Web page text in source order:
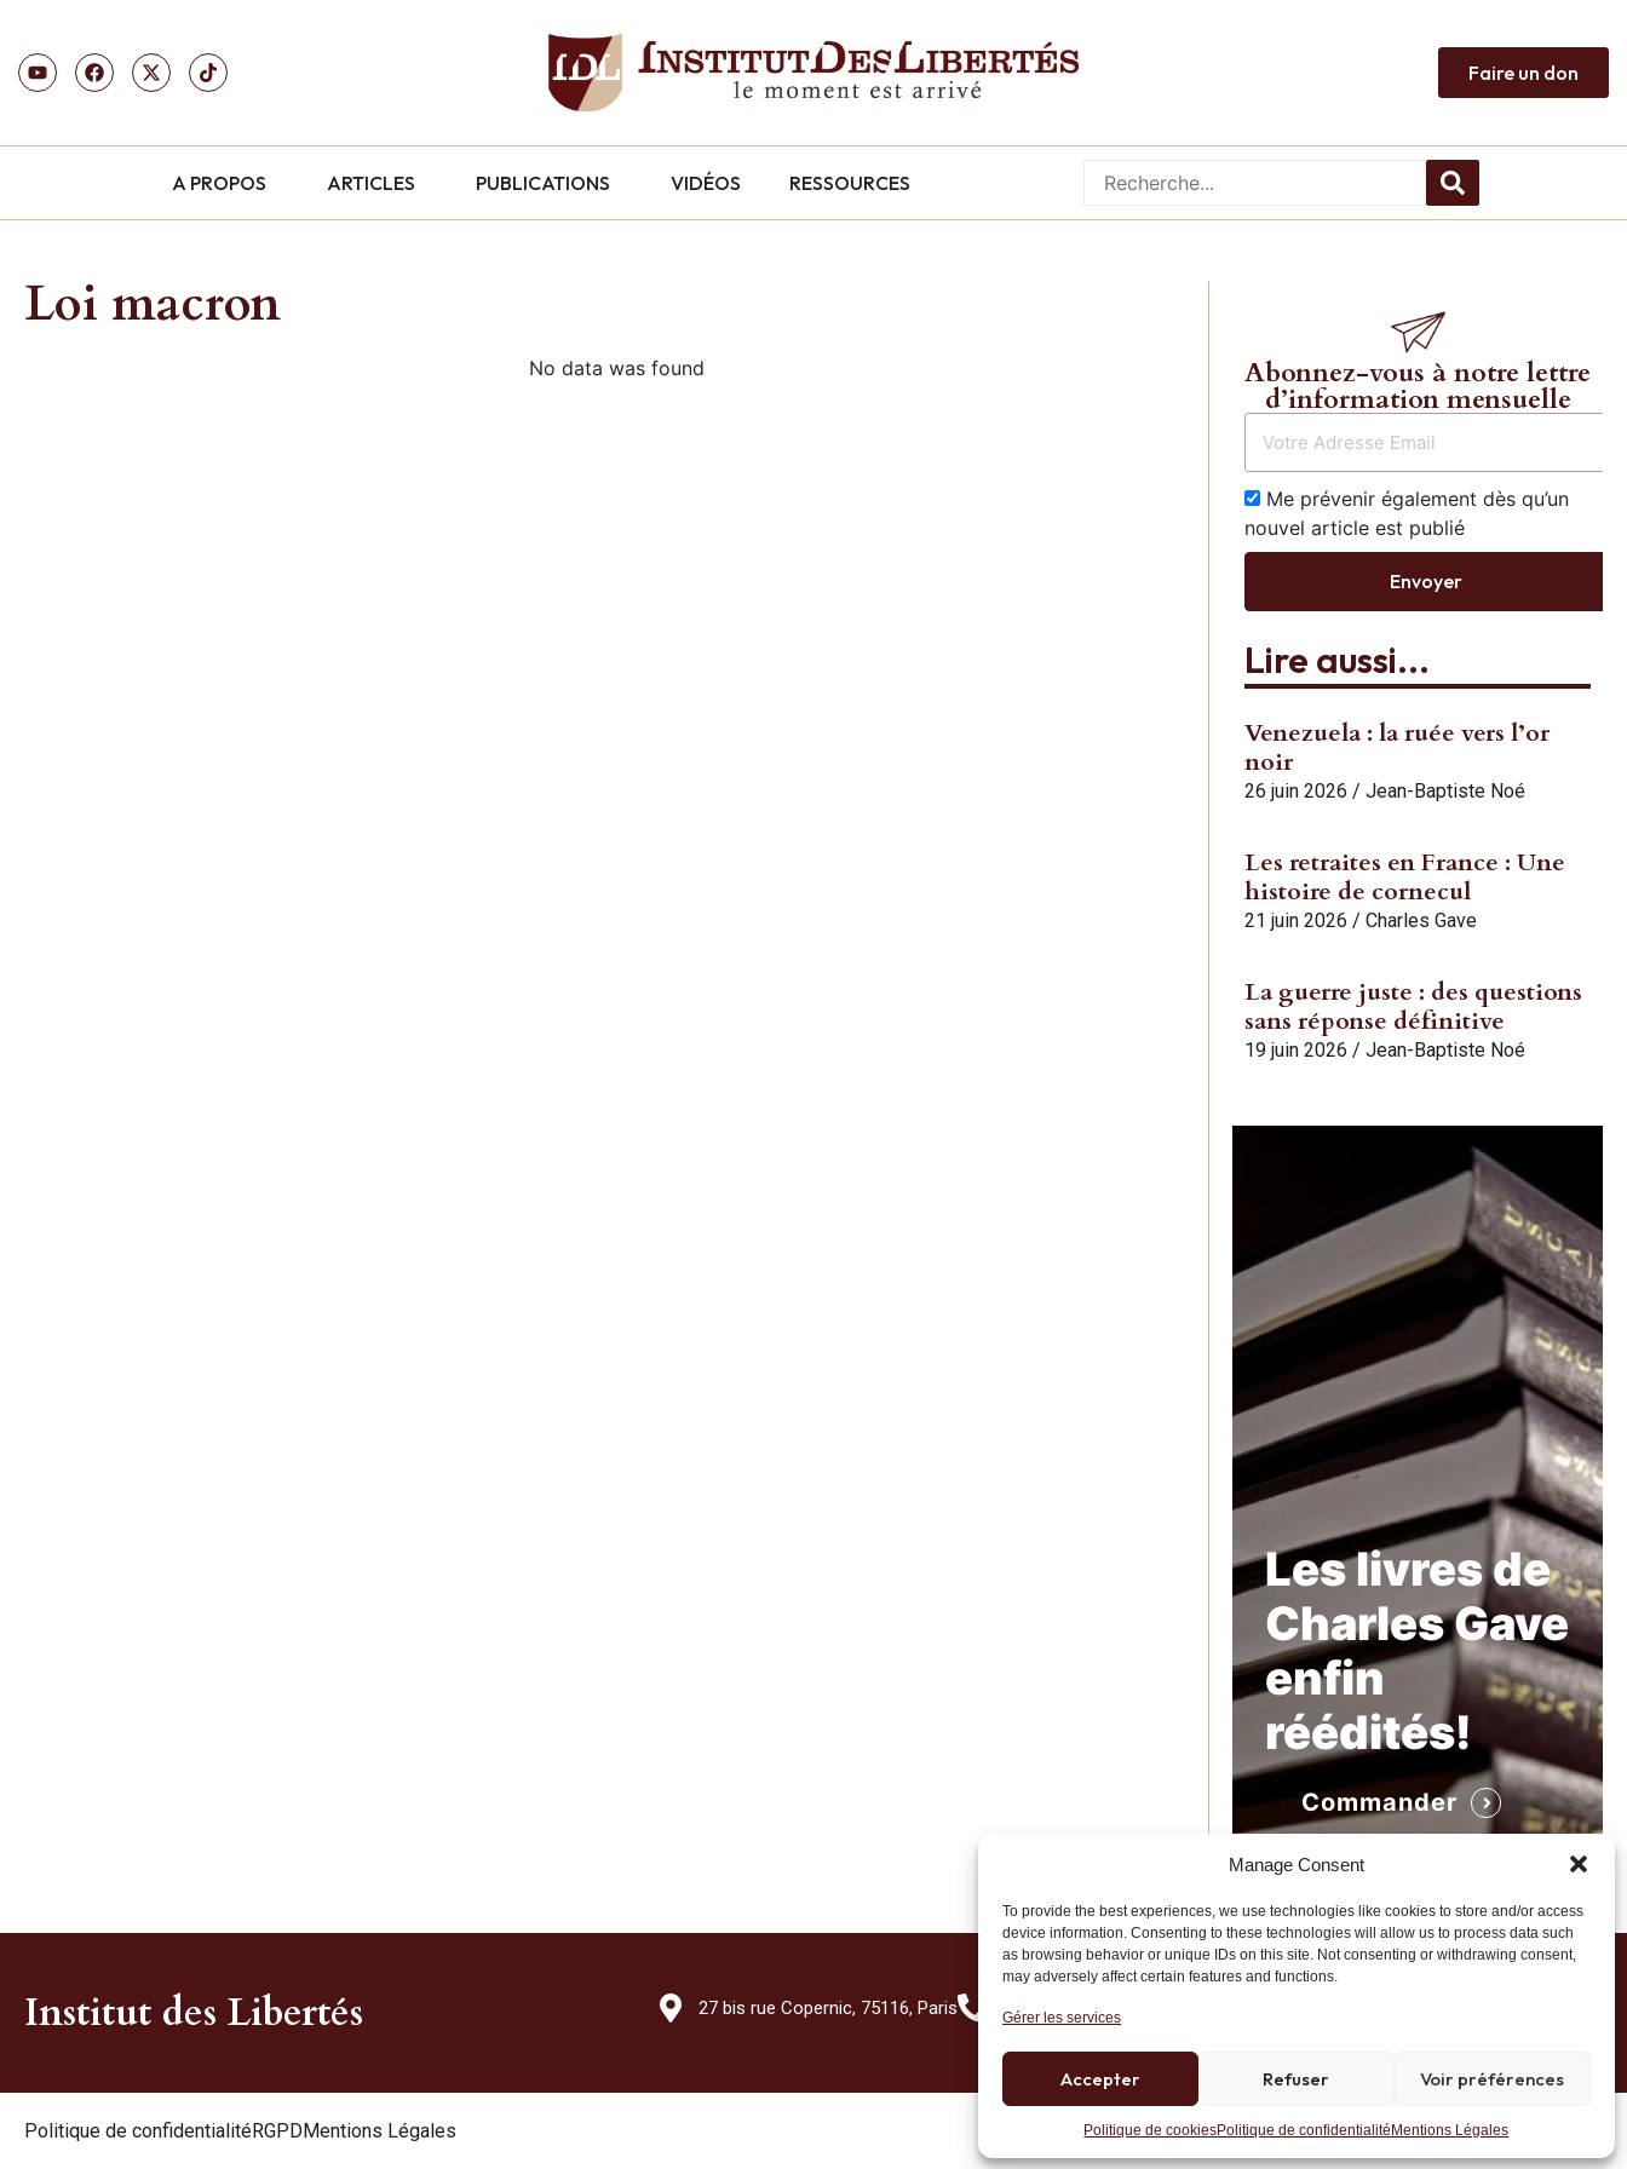
Manage Consent
To provide the best experiences, we use technologies like cookies to store and/or access
device information. Consenting to these technologies will allow us to process data such
as browsing behavior or unique IDs on this site. Not consenting or withdrawing consent,
may adversely affect certain features and functions.
Gérer les services
Accepter Refuser Voir préférences
Politique de cookiesPolitique de confidentialité Mentions Légales
Faire un don
A PROPOS ARTICLES PUBLICATIONS VIDÉOS RESSOURCES
Loi macron
No data was found Abonnez-vous à notre lettre
d’information mensuelle
Me prévenir également dès qu’un
nouvel article est publié
Envoyer
Lire aussi...
Venezuela : la ruée vers l’or
noir
26 juin 2026 / Jean-Baptiste Noé
Les retraites en France : Une
histoire de cornecul
21 juin 2026 / Charles Gave
La guerre juste : des questions
sans réponse définitive
19 juin 2026 / Jean-Baptiste Noé
Les livres de
Charles Gave
enfin
réédités!
Commander
Institut des Libertés 27 bis rue Copernic, 75116, Paris +33 (0)1 71 20 45 39
Politique de confidentialitéRGPDMentions Légales Site développé par AK Web Solutions